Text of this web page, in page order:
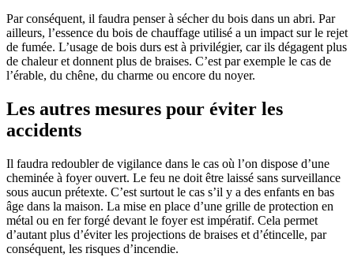
Par conséquent, il faudra penser à sécher du bois dans un abri. Par
ailleurs, l’essence du bois de chauffage utilisé a un impact sur le rejet
de fumée. L’usage de bois durs est à privilégier, car ils dégagent plus
de chaleur et donnent plus de braises. C’est par exemple le cas de
l’érable, du chêne, du charme ou encore du noyer.
Les autres mesures pour éviter les
accidents
Il faudra redoubler de vigilance dans le cas où l’on dispose d’une
cheminée à foyer ouvert. Le feu ne doit être laissé sans surveillance
sous aucun prétexte. C’est surtout le cas s’il y a des enfants en bas
âge dans la maison. La mise en place d’une grille de protection en
métal ou en fer forgé devant le foyer est impératif. Cela permet
d’autant plus d’éviter les projections de braises et d’étincelle, par
conséquent, les risques d’incendie.